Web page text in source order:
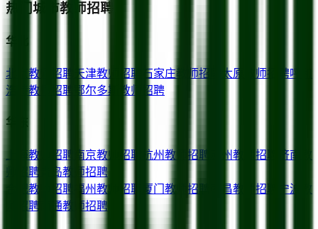
热门城市教师招聘
华北
北京 教师招聘 天津教师招聘 石家庄教师招聘 太原 教师招聘呼和
浩特 教师招聘 鄂尔多斯 教师招聘
华东
上海教师招聘 南京教师招聘 杭州教师招聘 苏州教师招聘 济南
师招聘
青岛教师招聘
合肥教师招聘 福州教师招聘 厦门 教师招聘 南昌教师招聘 宁波
师招聘
南通教师招聘